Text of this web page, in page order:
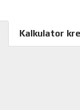
Kalkulator